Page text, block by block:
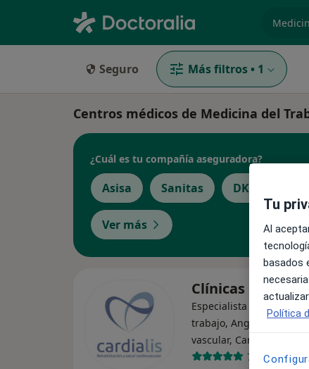
Seguro Más filtros • 1
Centros médicos de Medicina del
¿Cuál es tu compañía aseguradora?
Asisa Sanitas DKV Seguros
Ver más
Clínicas
Especialista en medicina
trabajo, Angiólogo y
vascular, Cardiólogo
748
Tu
Al
basados
Política